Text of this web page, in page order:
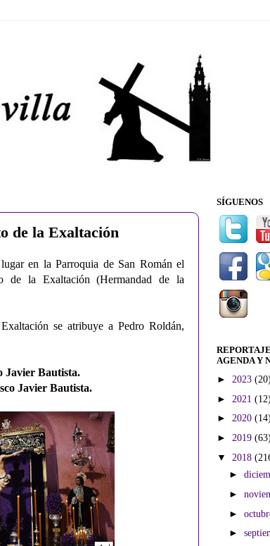
de la Exaltación
en la Parroquia de San Román el
de la Exaltación (Hermandad de la
se atribuye a Pedro Roldán,
Javier Bautista.
Javier Bautista.
SÍGUENOS
AGENDA Y
► 2023 (20)
► 2021 (12)
► 2020 (14)
► 2019 (63)
▼ 2018
►
►
►
►